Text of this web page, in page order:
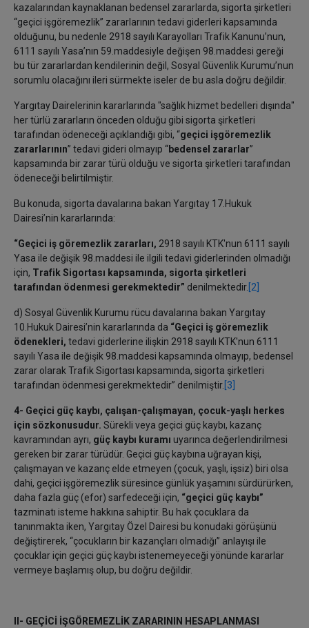
kazalarından kaynaklanan bedensel zararlarda, sigorta şirketleri
“geçici işgöremezlik” zararlarının tedavi giderleri kapsamında
olduğunu, bu nedenle 2918 sayılı Karayolları Trafik Kanunu’nun,
6111 sayılı Yasa’nın 59.maddesiyle değişen 98.maddesi gereği
bu tür zararlardan kendilerinin değil, Sosyal Güvenlik Kurumu’nun
sorumlu olacağını ileri sürmekte iseler de bu asla doğru değildir.
Yargıtay Dairelerinin kararlarında "sağlık hizmet bedelleri dışında"
her türlü zararların önceden olduğu gibi sigorta şirketleri
tarafından ödeneceği açıklandığı gibi, “geçici işgöremezlik
zararlarının” tedavi gideri olmayıp “bedensel zararlar”
kapsamında bir zarar türü olduğu ve sigorta şirketleri tarafından
ödeneceği belirtilmiştir.
Bu konuda, sigorta davalarına bakan Yargıtay 17.Hukuk
Dairesi’nin kararlarında:
“Geçici iş göremezlik zararları, 2918 sayılı KTK'nun 6111 sayılı
Yasa ile değişik 98.maddesi ile ilgili tedavi giderlerinden olmadığı
için, Trafik Sigortası kapsamında, sigorta şirketleri
tarafından ödenmesi gerekmektedir” denilmektedir. [2]
d) Sosyal Güvenlik Kurumu rücu davalarına bakan Yargıtay
10.Hukuk Dairesi’nin kararlarında da “Geçici iş göremezlik
ödenekleri, tedavi giderlerine ilişkin 2918 sayılı KTK'nun 6111
sayılı Yasa ile değişik 98.maddesi kapsamında olmayıp, bedensel
zarar olarak Trafik Sigortası kapsamında, sigorta şirketleri
tarafından ödenmesi gerekmektedir” denilmiştir. [3]
4- Geçici güç kaybı, çalışan-çalışmayan, çocuk-yaşlı herkes
için sözkonusudur. Sürekli veya geçici güç kaybı, kazanç
kavramından ayrı, güç kaybı kuramı uyarınca değerlendirilmesi
gereken bir zarar türüdür. Geçici güç kaybına uğrayan kişi,
çalışmayan ve kazanç elde etmeyen (çocuk, yaşlı, işsiz) biri olsa
dahi, geçici işgöremezlik süresince günlük yaşamını sürdürürken,
daha fazla güç (efor) sarfedeceği için, “geçici güç kaybı”
tazminatı isteme hakkına sahiptir. Bu hak çocuklara da
tanınmakta iken, Yargıtay Özel Dairesi bu konudaki görüşünü
değiştirerek, “çocukların bir kazançları olmadığı” anlayışı ile
çocuklar için geçici güç kaybı istenemeyeceği yönünde kararlar
vermeye başlamış olup, bu doğru değildir.
II- GEÇİCİ İŞGÖREMEZLİK ZARARININ HESAPLANMASI